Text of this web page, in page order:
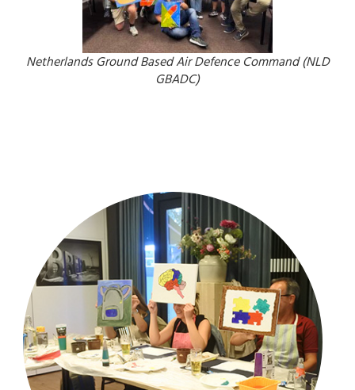
Netherlands Ground Based Air Defence Command (NLD
GBADC)